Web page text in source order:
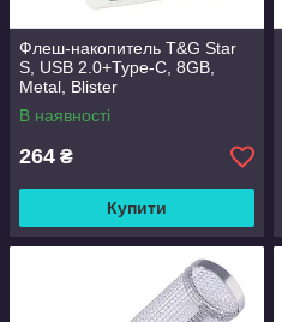
Флеш-накопитель T&G Star
S, USB 2.0+Type-C, 8GB,
Metal, Blister
В наявності
264 ₴
Купити